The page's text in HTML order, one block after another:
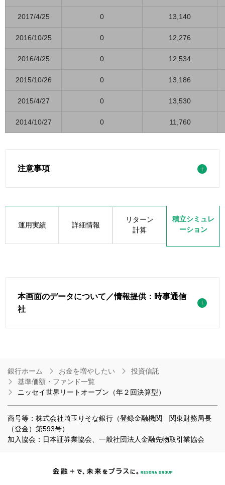
2017/4/25 0 13,140
2016/10/25 0 12,276
2016/4/25 0 12,534
2015/10/26 0 13,186
2015/4/27 0 13,530
2014/10/27 0 11,760
注意事項
運用実績 詳細情報
リターン
計算
積立シミュレ
ーション
本画面のデータについて／情報提供：時事通信
社
銀行ホーム お金を増やしたい
投資信託
基準価額・ファンド一覧
ニッセイ世界リートオープン（年２回決算型）
商号等：株式会社埼玉りそな銀行（登録金融機関 関東財務局長
（登金）第593号）
加入協会：日本証券業協会、一般社団法人金融先物取引業協会